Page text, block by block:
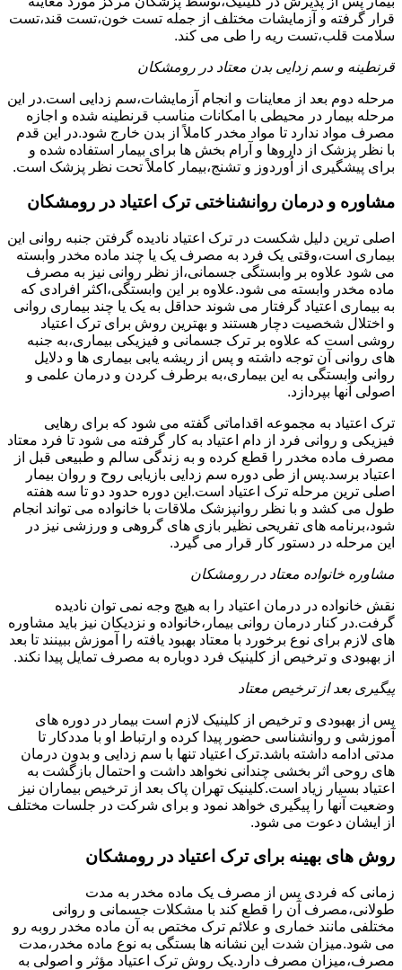
قرار گرفته و آزمایشات مختلف از جمله تست خون،تست قند،تست
سلامت قلب،تست ریه را طی می کند.
قرنطینه و سم زدایی بدن معتاد در رومشکان
مرحله دوم بعد از معاینات و انجام آزمایشات،سم زدایی است.در این
مرحله بیمار در محیطی با امکانات مناسب قرنطینه شده و اجازه
مصرف مواد ندارد تا مواد مخدر کاملاً از بدن خارج شود.در این قدم
با نظر پزشک از داروها و آرام بخش ها برای بیمار استفاده شده و
برای پیشگیری از اُوردوز و تشنج،بیمار کاملاً تحت نظر پزشک است.
مشاوره و درمان روانشناختی ترک اعتیاد در رومشکان
اصلی ترین دلیل شکست در ترک اعتیاد نادیده گرفتن جنبه روانی این
بیماری است،وقتی یک فرد به مصرف یک یا چند ماده مخدر وابسته
می شود علاوه بر وابستگی جسمانی،از نظر روانی نیز به مصرف
ماده مخدر وابسته می شود.علاوه بر این وابستگی،اکثر افرادی که
به بیماری اعتیاد گرفتار می شوند حداقل به یک یا چند بیماری روانی
و اختلال شخصیت دچار هستند و بهترین روش برای ترک اعتیاد
روشی است که علاوه بر ترک جسمانی و فیزیکی بیماری،به جنبه
های روانی آن توجه داشته و پس از ریشه یابی بیماری ها و دلایل
روانی وابستگی به این بیماری،به برطرف کردن و درمان علمی و
اصولی آنها بپردازد.
ترک اعتیاد به مجموعه اقداماتی گفته می شود که برای رهایی
فیزیکی و روانی فرد از دام اعتیاد به کار گرفته می شود تا فرد معتاد
مصرف ماده مخدر را قطع کرده و به زندگی سالم و طبیعی قبل از
اعتیاد برسد.پس از طی دوره سم زدایی بازیابی روح و روان بیمار
اصلی ترین مرحله ترک اعتیاد است.این دوره حدود دو تا سه هفته
طول می کشد و با نظر روانپزشک ملاقات با خانواده می تواند انجام
شود،برنامه های تفریحی نظیر بازی های گروهی و ورزشی نیز در
این مرحله در دستور کار قرار می گیرد.
مشاوره خانواده معتاد در رومشکان
نقش خانواده در درمان اعتیاد را به هیچ وجه نمی توان نادیده
گرفت.در کنار درمان روانی بیمار،خانواده و نزدیکان نیز باید مشاوره
های لازم برای نوع برخورد با معتاد بهبود یافته را آموزش ببینند تا بعد
از بهبودی و ترخیص از کلینیک فرد دوباره به مصرف تمایل پیدا نکند.
پیگیری بعد از ترخیص معتاد
پس از بهبودی و ترخیص از کلینیک لازم است بیمار در دوره های
آموزشی و روانشناسی حضور پیدا کرده و ارتباط او با مددکار تا
مدتی ادامه داشته باشد.ترک اعتیاد تنها با سم زدایی و بدون درمان
های روحی اثر بخشی چندانی نخواهد داشت و احتمال بازگشت به
اعتیاد بسیار زیاد است.کلینیک تهران پاک بعد از ترخیص بیماران نیز
وضعیت آنها را پیگیری خواهد نمود و برای شرکت در جلسات مختلف
از ایشان دعوت می شود.
روش های بهینه برای ترک اعتیاد در رومشکان
زمانی که فردی پس از مصرف یک ماده مخدر به مدت
طولانی،مصرف آن را قطع کند با مشکلات جسمانی و روانی
مختلفی مانند خماری و علائم ترک مختص به آن ماده مخدر روبه رو
می شود.میزان شدت این نشانه ها بستگی به نوع ماده مخدر،مدت
مصرف،میزان مصرف دارد.یک روش ترک اعتیاد مؤثر و اصولی به